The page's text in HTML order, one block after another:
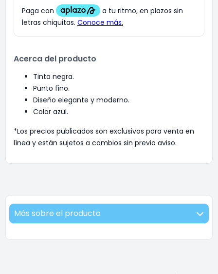
Acerca del producto
Tinta negra.
Punto fino.
Diseño elegante y moderno.
Color azul.
*Los precios publicados son exclusivos para venta en
línea y están sujetos a cambios sin previo aviso.
Más sobre el producto